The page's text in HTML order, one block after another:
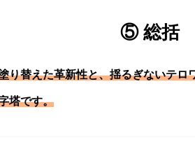
⑤ 総括
り替えた革新性と、揺るぎないテロ
塔です。